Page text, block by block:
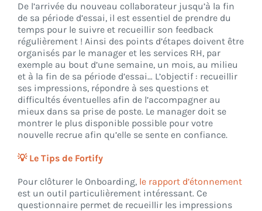
De l’arrivée du nouveau collaborateur jusqu’à la fin
de sa période d’essai, il est essentiel de prendre du
temps pour le suivre et recueillir son feedback
régulièrement ! Ainsi des points d’étapes doivent être
organisés par le manager et les services RH, par
exemple au bout d’une semaine, un mois, au milieu
et à la fin de sa période d’essai… L’objectif : recueillir
ses impressions, répondre à ses questions et
difficultés éventuelles afin de l’accompagner au
mieux dans sa prise de poste. Le manager doit se
montrer le plus disponible possible pour votre
nouvelle recrue afin qu’elle se sente en confiance.
💡 Le Tips de Fortify
Pour clôturer le Onboarding, le rapport d’étonnement
est un outil particulièrement intéressant. Ce
questionnaire permet de recueillir les impressions